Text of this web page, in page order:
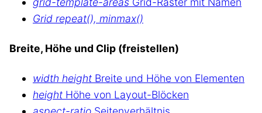
Grid repeat(), minmax()
Breite, Höhe und Clip (freistellen)
width height Breite und Höhe von Elementen
height Höhe von Layout-Blöcken